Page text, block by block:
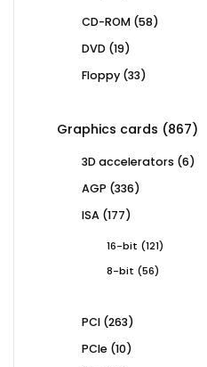
CD-ROM 5858
DVD 1919
Floppy 3333
Graphics cards 867867
3D accelerators 66
AGP 336336
ISA 177177
16-bit 121121
8-bit
5656
PCI 263263
PCIe 1010